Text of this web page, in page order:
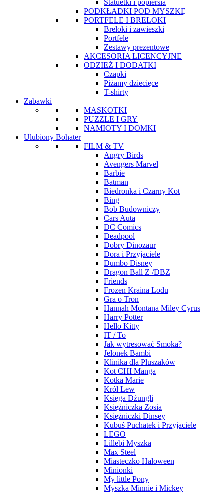
Statuetki i popiersia
PODKŁADKI POD MYSZKĘ
PORTFELE I BRELOKI
Breloki i zawieszki
Portfele
Zestawy prezentowe
AKCESORIA LICENCYJNE
ODZIEŻ I DODATKI
Czapki
Piżamy dziecięce
T-shirty
Zabawki
MASKOTKI
PUZZLE I GRY
NAMIOTY I DOMKI
Ulubiony Bohater
FILM & TV
Angry Birds
Avengers Marvel
Barbie
Batman
Biedronka i Czarny Kot
Bing
Bob Budowniczy
Cars Auta
DC Comics
Deadpool
Dobry Dinozaur
Dora i Przyjaciele
Dumbo Disney
Dragon Ball Z /DBZ
Friends
Frozen Kraina Lodu
Gra o Tron
Hannah Montana Miley Cyrus
Harry Potter
Hello Kitty
IT / To
Jak wytresować Smoka?
Jelonek Bambi
Klinika dla Pluszaków
Kot CHI Manga
Kotka Marie
Król Lew
Księga Dżungli
Księżniczka Zosia
Księżniczki Dinsey
Kubuś Puchatek i Przyjaciele
LEGO
Lillebi Myszka
Max Steel
Miasteczko Haloween
Minionki
My little Pony
Myszka Minnie i Mickey